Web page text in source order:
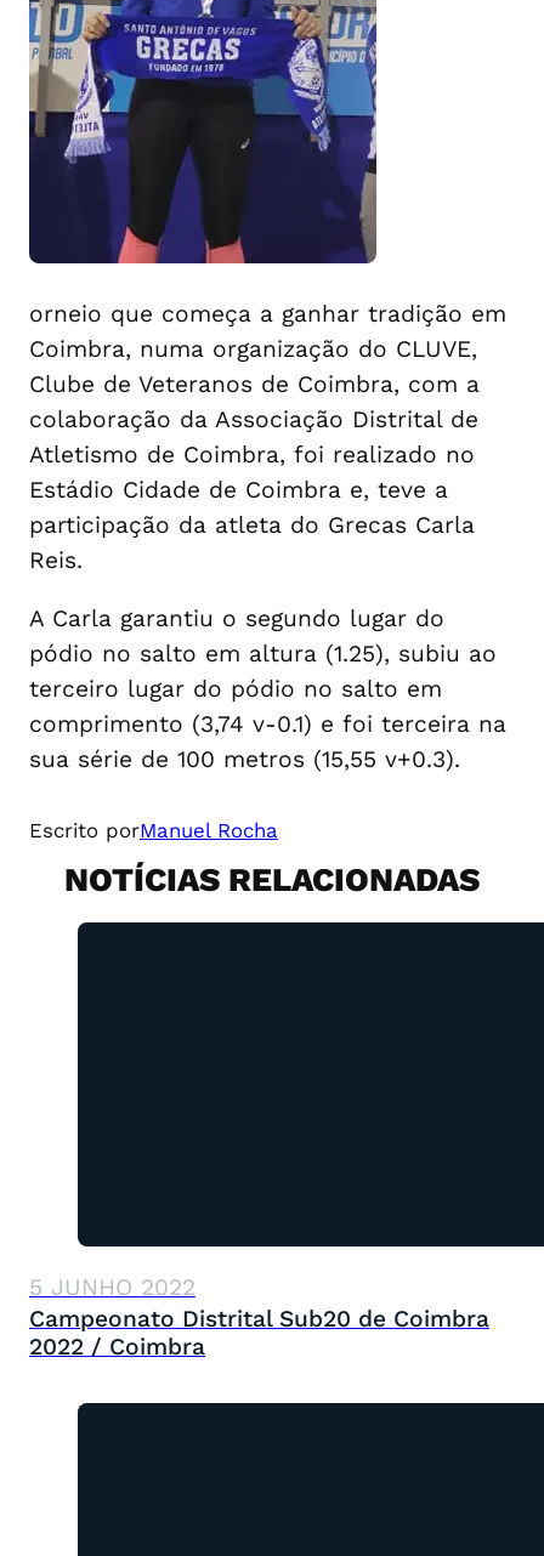
orneio que começa a ganhar tradição em
Coimbra, numa organização do CLUVE,
Clube de Veteranos de Coimbra, com a
colaboração da Associação Distrital de
Atletismo de Coimbra, foi realizado no
Estádio Cidade de Coimbra e, teve a
participação da atleta do Grecas Carla
Reis.
A Carla garantiu o segundo lugar do
pódio no salto em altura (1.25), subiu ao
terceiro lugar do pódio no salto em
comprimento (3,74 v-0.1) e foi terceira na
sua série de 100 metros (15,55 v+0.3).
Escrito porManuel Rocha
NOTÍCIAS RELACIONADAS
5 JUNHO 2022
Campeonato Distrital Sub20 de Coimbra
2022 / Coimbra